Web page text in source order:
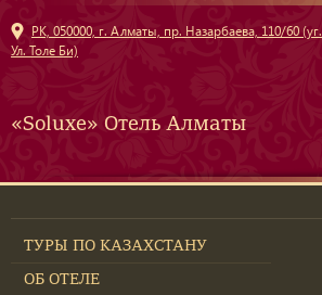
РК, 050000, г. Алматы, пр. Назарбаева, 110/60 (уг.
Ул. Толе Би)
«Soluxe» Отель Алматы
ТУРЫ ПО КАЗАХСТАНУ
ОБ ОТЕЛЕ